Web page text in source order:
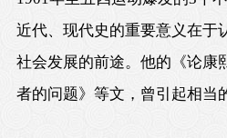
近代、现代史的重要意义在于
社会发展的前途。他的《论康
者的问题》等文，曾引起相当